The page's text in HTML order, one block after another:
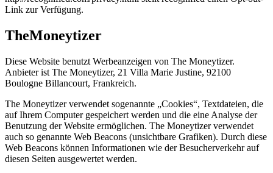
Link zur Verfügung.
TheMoneytizer
Diese Website benutzt Werbeanzeigen von The Moneytizer.
Anbieter ist The Moneytizer, 21 Villa Marie Justine, 92100
Boulogne Billancourt, Frankreich.
The Moneytizer verwendet sogenannte „Cookies“, Textdateien, die
auf Ihrem Computer gespeichert werden und die eine Analyse der
Benutzung der Website ermöglichen. The Moneytizer verwendet
auch so genannte Web Beacons (unsichtbare Grafiken). Durch diese
Web Beacons können Informationen wie der Besucherverkehr auf
diesen Seiten ausgewertet werden.